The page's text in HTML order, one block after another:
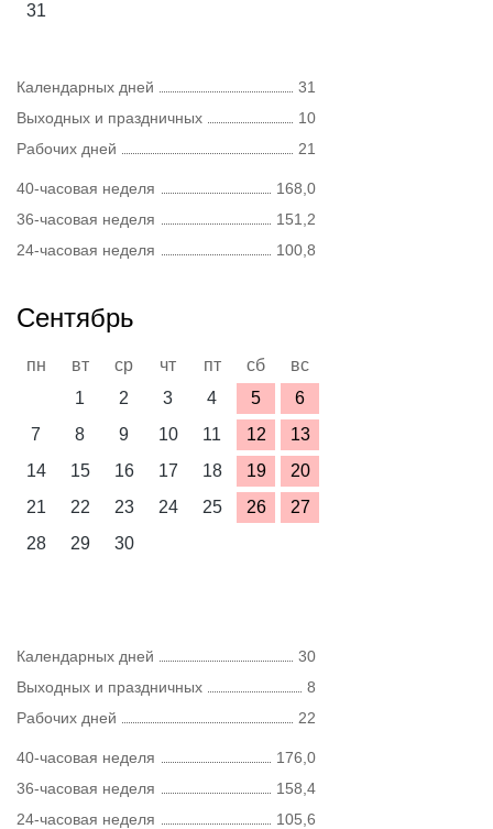
31
Календарных дней
31
Выходных и праздничных
10
Рабочих дней
21
40-часовая неделя
168,0
36-часовая неделя
151,2
24-часовая неделя
100,8
Сентябрь
пн вт ср чт пт сб
вс
1
2 3 4 5
6
7
8 9 10 11 12
13
14
15 16 17 18 19
20
21
22 23 24 25 26
27
28
29 30
Календарных дней
30
Выходных и праздничных
8
Рабочих дней
22
40-часовая неделя
176,0
36-часовая неделя
158,4
24-часовая неделя
105,6